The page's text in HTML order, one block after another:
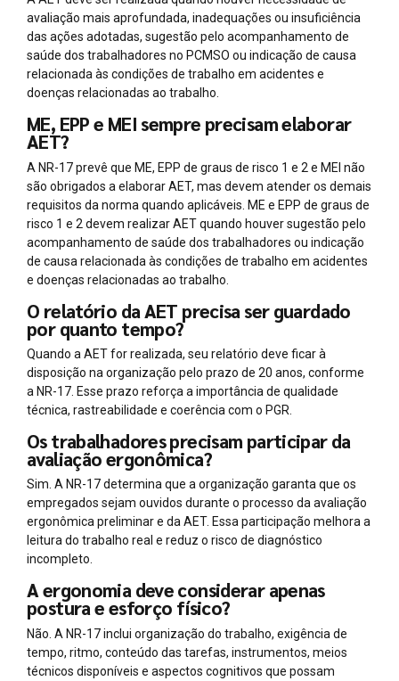
avaliação mais aprofundada, inadequações ou insuficiência
das ações adotadas, sugestão pelo acompanhamento de
saúde dos trabalhadores no PCMSO ou indicação de causa
relacionada às condições de trabalho em acidentes e
doenças relacionadas ao trabalho.
ME, EPP e MEI sempre precisam elaborar
AET?
A NR-17 prevê que ME, EPP de graus de risco 1 e 2 e MEI não
são obrigados a elaborar AET, mas devem atender os demais
requisitos da norma quando aplicáveis. ME e EPP de graus de
risco 1 e 2 devem realizar AET quando houver sugestão pelo
acompanhamento de saúde dos trabalhadores ou indicação
de causa relacionada às condições de trabalho em acidentes
e doenças relacionadas ao trabalho.
O relatório da AET precisa ser guardado
por quanto tempo?
Quando a AET for realizada, seu relatório deve ficar à
disposição na organização pelo prazo de 20 anos, conforme
a NR-17. Esse prazo reforça a importância de qualidade
técnica, rastreabilidade e coerência com o PGR.
Os trabalhadores precisam participar da
avaliação ergonômica?
Sim. A NR-17 determina que a organização garanta que os
empregados sejam ouvidos durante o processo da avaliação
ergonômica preliminar e da AET. Essa participação melhora a
leitura do trabalho real e reduz o risco de diagnóstico
incompleto.
A ergonomia deve considerar apenas
postura e esforço físico?
Não. A NR-17 inclui organização do trabalho, exigência de
tempo, ritmo, conteúdo das tarefas, instrumentos, meios
técnicos disponíveis e aspectos cognitivos que possam